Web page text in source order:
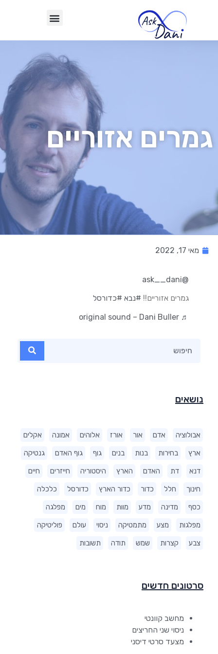
גמרים אזוריים
נושאים
אבולוציה אדם אור אורז אלוהים אמונה אקלים
ארץ בחירות בנות בנים גוף גוף האדם גנטיקה
דנא דת האדם הארץ היסטוריה חייזרים חיים
חינוך חלל כדור כדור הארץ כדורסל כלכלה
כסף מדינה מדע מוות מוח מים מפלגה
מפלגות מצע מתמטיקה ניסוי עולם פוליטיקה
צבע קצרות שמש תודה תשובות
סרטונים חדשים
מחשב קוונטי
ניסוי שני החריצים
מצעד סרטי דיסני
מאי 17, 2022
@ask__dani
גמרים אזוריים!! #נבא #כדורסל
♬ original sound – Dani Buller